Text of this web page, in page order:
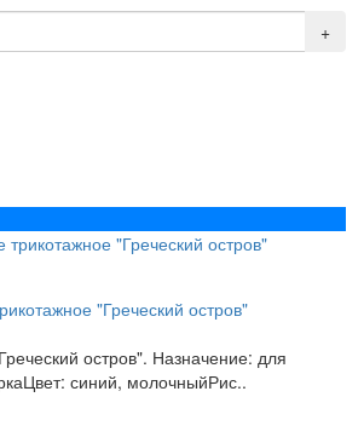
+
"Греческий остров"
остров". Назначение: для
синий, молочныйРис..